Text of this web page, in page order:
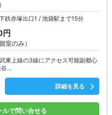
鉄赤塚出口1
池袋駅まで15分
室のみ）
東上線の3線にアクセス可能副都心
谷…
詳細を見る
ルで問い合せる